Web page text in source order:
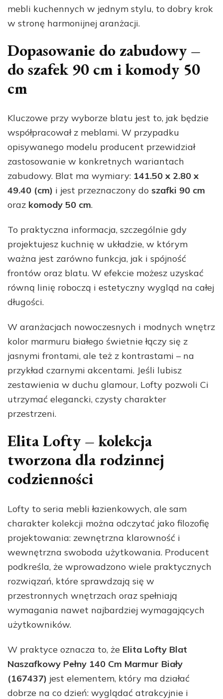
mebli kuchennych w jednym stylu, to dobry krok
w stronę harmonijnej aranżacji.
Dopasowanie do zabudowy –
do szafek 90 cm i komody 50
cm
Kluczowe przy wyborze blatu jest to, jak będzie
współpracował z meblami. W przypadku
opisywanego modelu producent przewidział
zastosowanie w konkretnych wariantach
zabudowy. Blat ma wymiary: 141.50 x 2.80 x
49.40 (cm) i jest przeznaczony do szafki 90 cm
oraz komody 50 cm.
To praktyczna informacja, szczególnie gdy
projektujesz kuchnię w układzie, w którym
ważna jest zarówno funkcja, jak i spójność
frontów oraz blatu. W efekcie możesz uzyskać
równą linię roboczą i estetyczny wygląd na całej
długości.
W aranżacjach nowoczesnych i modnych wnętrz
kolor marmuru białego świetnie łączy się z
jasnymi frontami, ale też z kontrastami – na
przykład czarnymi akcentami. Jeśli lubisz
zestawienia w duchu glamour, Lofty pozwoli Ci
utrzymać elegancki, czysty charakter
przestrzeni.
Elita Lofty – kolekcja
tworzona dla rodzinnej
codzienności
Lofty to seria mebli łazienkowych, ale sam
charakter kolekcji można odczytać jako filozofię
projektowania: zewnętrzna klarowność i
wewnętrzna swoboda użytkowania. Producent
podkreśla, że wprowadzono wiele praktycznych
rozwiązań, które sprawdzają się w
przestronnych wnętrzach oraz spełniają
wymagania nawet najbardziej wymagających
użytkowników.
W praktyce oznacza to, że Elita Lofty Blat
Naszafkowy Pełny 140 Cm Marmur Biały
(167437) jest elementem, który ma działać
dobrze na co dzień: wyglądać atrakcyjnie i